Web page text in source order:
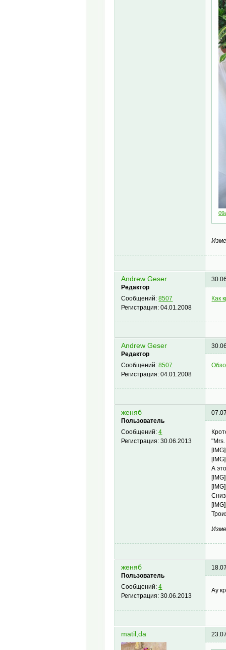
Andrew Geser
Редактор
Сообщений:8507
Регистрация:04.01.2008
Как
Andrew Geser
Редактор
Сообщений:8507
Регистрация:04.01.2008
женяб
Пользователь
Сообщений:4
Регистрация:30.06.2013
[IMG]
[IMG]
А
[IMG]
[IMG]
[IMG]
женяб
Пользователь
Сообщений:4
Регистрация:30.06.2013
Ау
matil,da